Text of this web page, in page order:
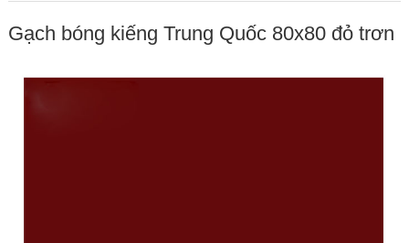
Gạch bóng kiếng Trung Quốc 80x80 đỏ trơn